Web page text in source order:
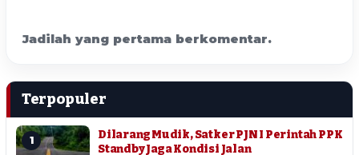
Jadilah yang pertama berkomentar.
Terpopuler
1
Dilarang Mudik, Satker PJN I Perintah PPK
Standby Jaga Kondisi Jalan